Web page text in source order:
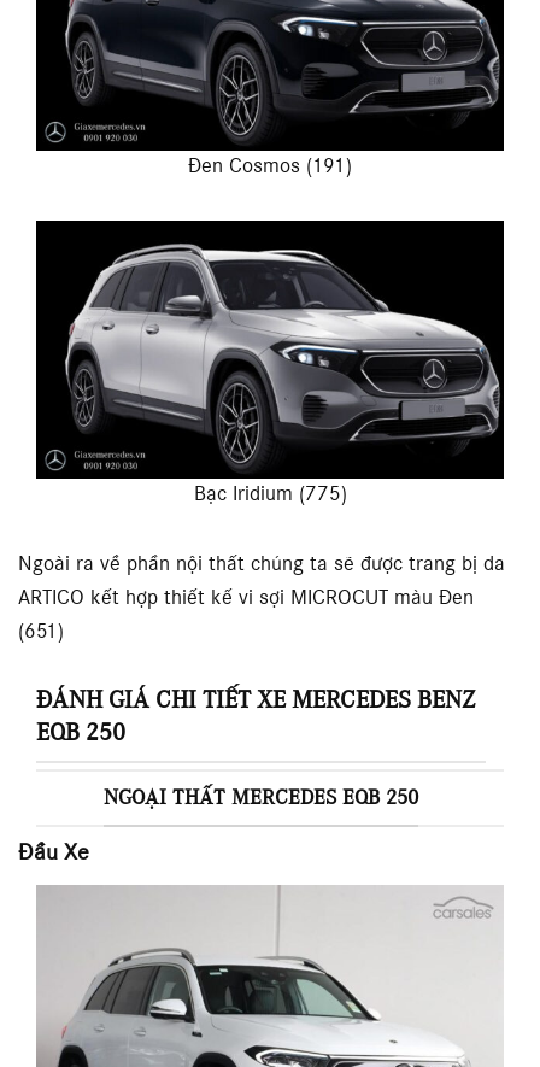
Đen Cosmos (191)
Bạc Iridium (775)
Ngoài ra về phần nội thất chúng ta sẽ được trang bị da
ARTICO kết hợp thiết kế vi sợi MICROCUT màu Đen
(651)
ĐÁNH GIÁ CHI TIẾT XE MERCEDES BENZ
EQB 250
NGOẠI THẤT MERCEDES EQB 250
Đầu Xe